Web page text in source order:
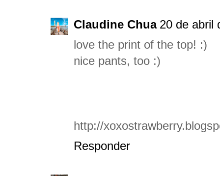
Claudine Chua 20 de abril
love the print of the top! :)
nice pants, too :)
http://
Responder